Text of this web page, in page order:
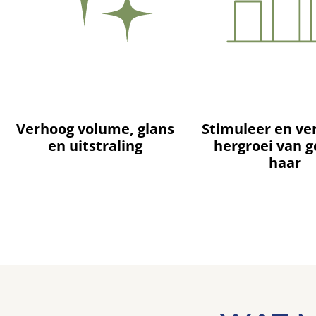
Verhoog volume, glans
en uitstraling
Stimuleer en
hergroei van
haar